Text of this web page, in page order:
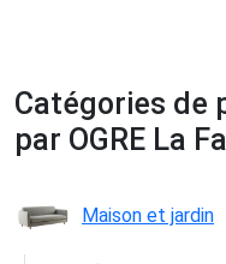
Catégories de
par OGRE La
Maison et jardin